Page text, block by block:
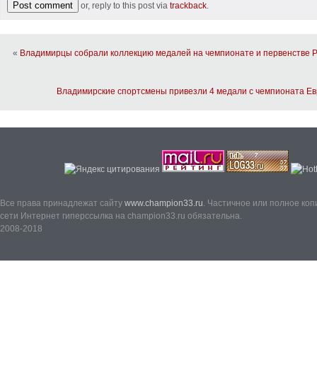
or, reply to this post via trackback.
« Владимирцы собрали коллекцию медалей на чемпионате и первенстве
Владимирские спортсмены привезли 4 медали с чемпионата
Все права принадлежат сайту www.champion33.ru. Частичное или полное
сети Интернет гиперссылка на champion33.ru обязательна.
2008-2018